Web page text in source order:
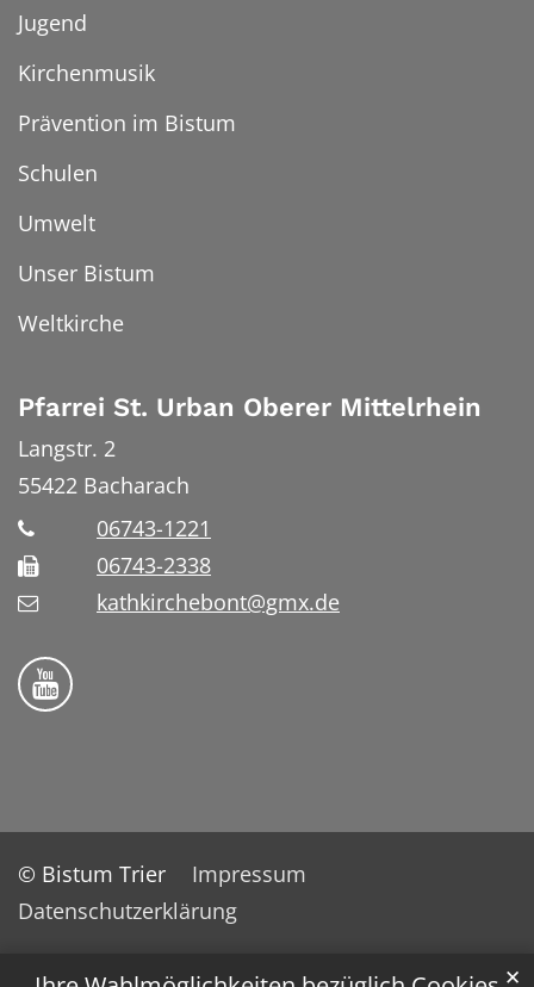
✕
Jugend
Kirchenmusik
Prävention im Bistum
Schulen
Umwelt
Unser Bistum
Weltkirche
Pfarrei St. Urban Oberer Mittelrhein
Langstr. 2
55422 Bacharach
06743-1221
06743-2338
kathkirchebont@gmx.de
Folge uns auf YouTube
© Bistum Trier
Impressum
Datenschutzerklärung